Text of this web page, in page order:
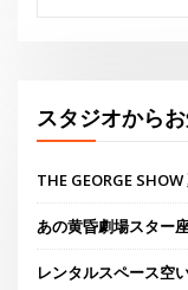
スタジオからお
THE GEORGE
あの黄昏劇場スター